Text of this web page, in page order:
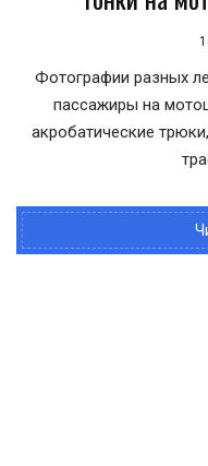
Фотографии разных
пассажиры на
акробатические